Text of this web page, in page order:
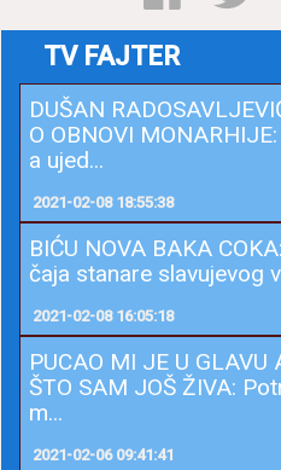
TV FAJTER
DUŠAN
O OBNOVI
a ujed...
2021-02-08 18:55:38
BIĆU NOVA BAKA
čaja stanare slavujevog
2021-02-08 16:05:18
PUCAO MI JE U GLAVU
ŠTO SAM JOŠ ŽIVA:
m...
2021-02-06 09:41:41